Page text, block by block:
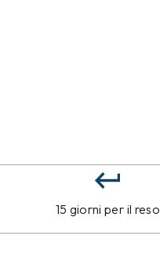
15 giorni per il reso